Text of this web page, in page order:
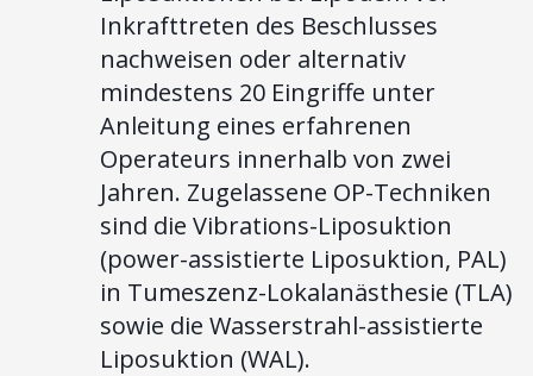
Inkrafttreten des Beschlusses
nachweisen oder alternativ
mindestens 20 Eingriffe unter
Anleitung eines erfahrenen
Operateurs innerhalb von zwei
Jahren. Zugelassene OP-Techniken
sind die Vibrations-Liposuktion
(power-assistierte Liposuktion, PAL)
in Tumeszenz-Lokalanästhesie (TLA)
sowie die Wasserstrahl-assistierte
Liposuktion (WAL).